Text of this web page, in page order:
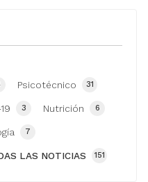
LAS NOTICIAS 151
Psicotécnico 31
3 Nutrición 6
7